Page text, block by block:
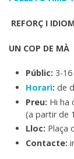
REFORÇ I
UN COP DE MÀ
Públic: 3-
Horari: de
Preu: Hi ha
(a partir de
Lloc: Plaça
Contacte: